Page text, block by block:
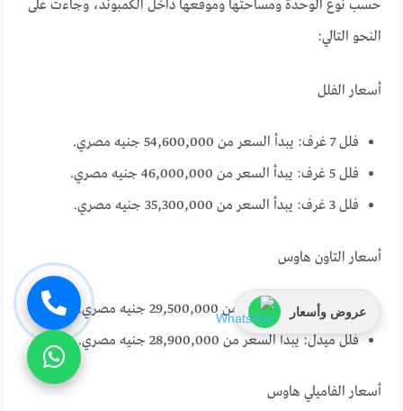
حسب نوع الوحدة ومساحتها وموقعها داخل الكمبوند، وجاءت على
النحو التالي:
أسعار الفلل
فلل 7 غرف: يبدأ السعر من 54,600,000 جنيه مصري.
فلل 5 غرف: يبدأ السعر من 46,000,000 جنيه مصري.
فلل 3 غرف: يبدأ السعر من 35,300,000 جنيه مصري.
أسعار التاون هاوس
فلل كورنر: يبدأ السعر من 29,500,000 جنيه مصري.
فلل ميدل: يبدأ السعر من 28,900,000 جنيه مصري.
أسعار الفاميلي هاوس
عروض وأسعار